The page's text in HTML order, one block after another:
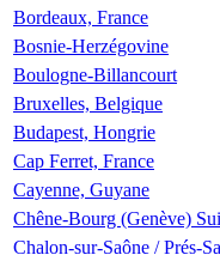
Bordeaux, France
Bosnie-Herzégovine
Boulogne-Billancourt
Bruxelles, Belgique
Budapest, Hongrie
Cap Ferret, France
Cayenne, Guyane
Chêne-Bourg (Genève)
Chalon-sur-Saône / Prés-